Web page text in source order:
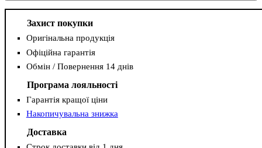
Захист покупки
Оригінальна продукція
Офіційна гарантія
Обмін / Повернення 14 днів
Програма лояльності
Гарантія кращої ціни
Накопичувальна знижка
Доставка